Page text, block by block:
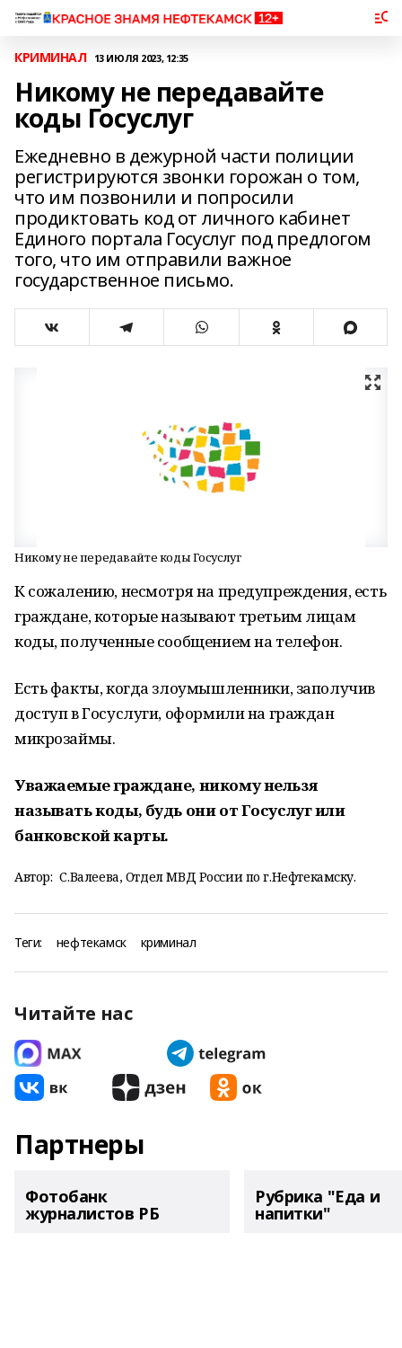
КРИМИНАЛ 13 ИЮЛЯ 2023, 12:35
Никому не передавайте
коды Госуслуг
Ежедневно в дежурной части полиции
регистрируются звонки горожан о том,
что им позвонили и попросили
продиктовать код от личного кабинет
Единого портала Госуслуг под предлогом
того, что им отправили важное
государственное письмо.
Никому не передавайте коды Госуслуг
К сожалению, несмотря на предупреждения, есть
граждане, которые называют третьим лицам
коды, полученные сообщением на телефон.
Есть факты, когда злоумышленники, заполучив
доступ в Госуслуги, оформили на граждан
микрозаймы.
Уважаемые граждане, никому нельзя
называть коды, будь они от Госуслуг или
банковской карты.
Автор: С.Валеева, Отдел МВД России по г.Нефтекамску.
Теги: нефтекамск криминал
Читайте нас
Партнеры
Фотобанк
журналистов РБ
Рубрика "Еда и
напитки"